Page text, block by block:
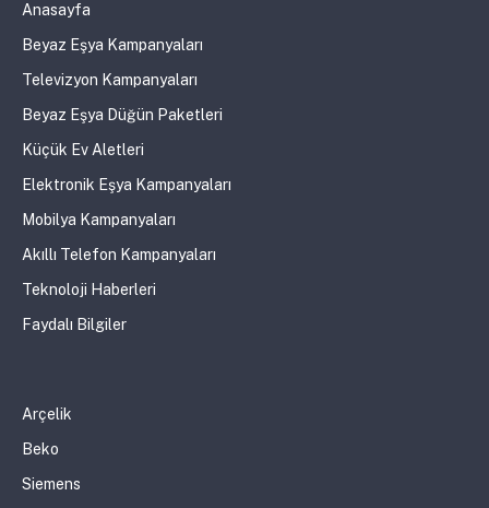
Anasayfa
Beyaz Eşya Kampanyaları
Televizyon Kampanyaları
Beyaz Eşya Düğün Paketleri
Küçük Ev Aletleri
Elektronik Eşya Kampanyaları
Mobilya Kampanyaları
Akıllı Telefon Kampanyaları
Teknoloji Haberleri
Faydalı Bilgiler
Arçelik
Beko
Siemens